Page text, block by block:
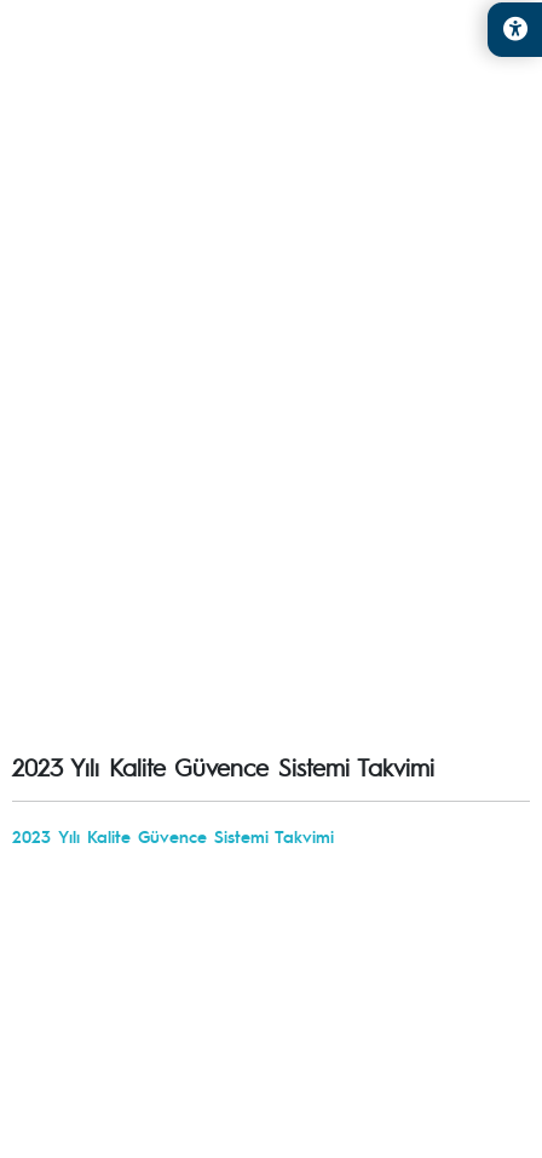
2023 Yılı Kalite Güvence Sistemi Takvimi
2023 Yılı Kalite Güvence Sistemi Takvimi